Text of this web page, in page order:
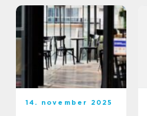
14. november 2025